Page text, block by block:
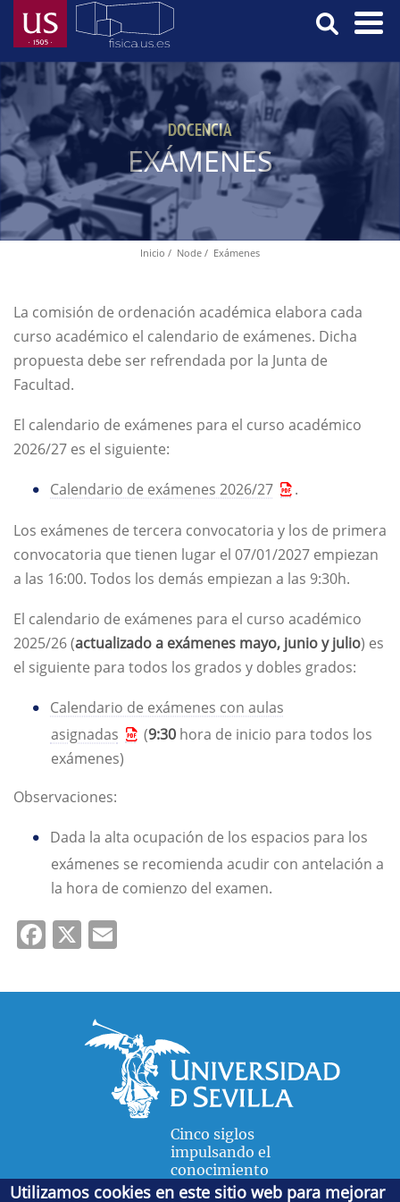
Skip
main
content
Menú
Principal
DOCENCIA
EXÁMENES
Inicio Node Exámenes
La comisión de ordenación académica elabora cada
curso académico el calendario de exámenes. Dicha
propuesta debe ser refrendada por la Junta de
Facultad.
El calendario de exámenes para el curso académico
2026/27 es el siguiente:
Calendario de exámenes 2026/27 .
Los exámenes de tercera convocatoria y los de primera
convocatoria que tienen lugar el 07/01/2027 empiezan
a las 16:00. Todos los demás empiezan a las 9:30h.
El calendario de exámenes para el curso académico
2025/26 (actualizado a exámenes mayo, junio y julio) es
el siguiente para todos los grados y dobles grados:
Calendario de exámenes con aulas
asignadas
(9:30hora de inicio para todos los
exámenes)
Observaciones:
Dada la alta ocupación de los espacios para los
exámenes se recomienda acudir con antelación a
la hora de comienzo del examen.
Facebook
X
Cinco siglos
impulsando el
conocimiento
Utilizamos cookies en este sitio web para mejorar